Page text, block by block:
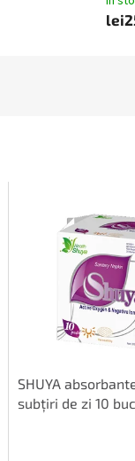
SHUYA
subțiri de zi 10 buc